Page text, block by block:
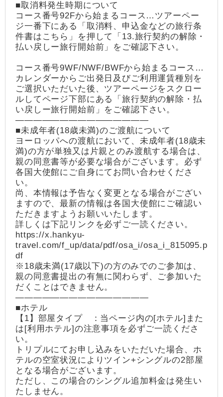
■取消料発生時期について
コース番号92Fから始まるコース…ツアーペー
ジ一番下にある「取消料、申込金などの旅行条
件書はこちら」を押して「13.旅行契約の解除・
払い戻しー旅行開始前」をご確認下さい。
コース番号9WF/NWF/BWFから始まるコース…
カレンダーからご出発日及びご利用運賃種別を
ご選択いただいた後、ツアーページをスクロー
ルしてページ下部にある「旅行契約の解除・払
い戻しー旅行開始前」をご確認下さい。
―――――――――――――――
■未成年者(18歳未満)のご渡航について
ヨーロッパへの渡航において、未成年者(18歳未
満)の方が単独又は片親とのみ渡航する場合は、
親の同意書等が必要な場合がございます。必ず
各国大使館にご自身にてお問い合わせくださ
い。
尚、本情報は予告なく変更となる場合がござい
ますので、最新の情報は各国大使館にご確認い
ただきますようお願いいたします。
詳しくは下記リンクを必ずご一読ください。
https://x.hankyu-
travel.com/f_up/data/pdf/osa_i/osa_i_815095.p
df
※18歳未満(17歳以下)の方のみでのご参加は、
親の同意書提出の有無に関わらず、ご参加いた
だくことはできません。
―――――――――――――――
■ホテル
【1】部屋タイプ ：当ページ内の[ホテル]また
は[利用ホテル]の注意事項を必ずご一読くださ
い。
トリプルにてお申し込みをいただいた場合、ホ
テルの空室状況によりツイン+シングルの2部屋
となる場合がございます。
ただし、この場合のシングル追加料金は発生い
たしません。